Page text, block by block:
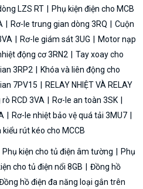
LZS RT
Phụ kiện điện cho MCB
Rơ-le trung gian dòng 3RQ
Cuộn
Rơ-le giám sát 3UG
Motor nạp
động cơ 3RN2
Tay xoay cho
3RP2
Khóa và liên động cho
7PV15
RELAY NHIỆT VÀ RELAY
RCD 3VA
Rơ-le an toàn 3SK
Rơ-le nhiệt bảo vệ quá tải 3MU7
rút kéo cho MCCB
Phụ kiện cho tủ điện âm tường
Phụ
cho tủ điện nổi 8GB
Đồng hồ
hồ điện đa năng loại gắn trên